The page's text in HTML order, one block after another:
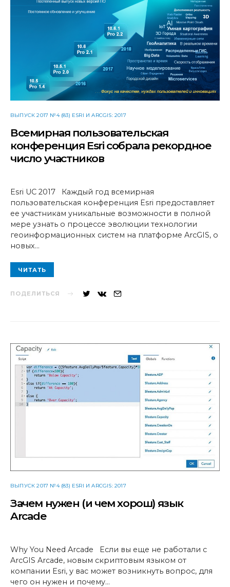
ВЫПУСК 2017 №4 (83) ESRI И ARCGIS: 2017
Всемирная пользовательская
конференция Esri собрала рекордное
число участников
Esri UC 2017 Каждый год всемирная
пользовательская конференция Esri предоставляет
ее участникам уникальные возможности в полной
мере узнать о процессе эволюции технологии
геоинформационных систем на платформе ArcGIS, о
новых…
ЧИТАТЬ
ПОДЕЛИТЬСЯ
ВЫПУСК 2017 №4 (83) ESRI И ARCGIS: 2017
Зачем нужен (и чем хорош) язык
Arcade
Why You Need Arcade Если вы еще не работали с
ArcGIS Arcade, новым скриптовым языком от
компании Esri, у вас может возникнуть вопрос, для
чего он нужен и почему…